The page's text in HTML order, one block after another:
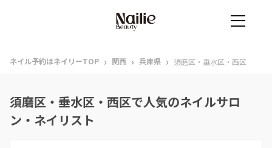
ネイル予約はネイリーTOP › 関西 › 兵庫県 › 須磨区・垂水区・西区
須磨区・垂水区・西区で人気のネイルサロ
ン・ネイリスト